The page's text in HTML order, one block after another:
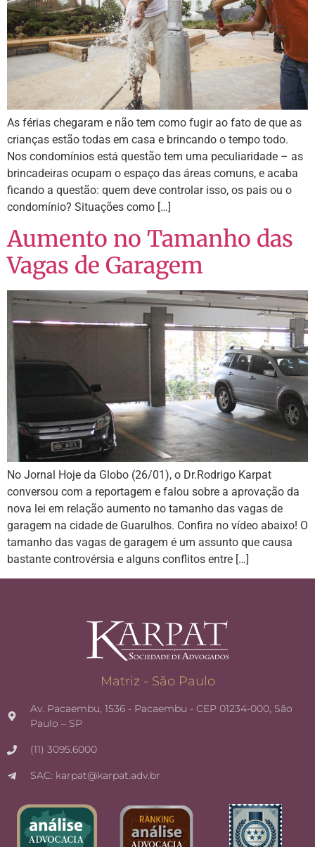
As férias chegaram e não tem como fugir ao fato de que as
crianças estão todas em casa e brincando o tempo todo.
Nos condomínios está questão tem uma peculiaridade – as
brincadeiras ocupam o espaço das áreas comuns, e acaba
ficando a questão: quem deve controlar isso, os pais ou o
condomínio? Situações como […]
Aumento no Tamanho das
Vagas de Garagem
No Jornal Hoje da Globo (26/01), o Dr.Rodrigo Karpat
conversou com a reportagem e falou sobre a aprovação da
nova lei em relação aumento no tamanho das vagas de
garagem na cidade de Guarulhos. Confira no vídeo abaixo! O
tamanho das vagas de garagem é um assunto que causa
bastante controvérsia e alguns conflitos entre […]
Matriz - São Paulo
Av. Pacaembu, 1536 - Pacaembu - CEP 01234-000, São
Paulo – SP
(11) 3095.6000
SAC: karpat@karpat.adv.br